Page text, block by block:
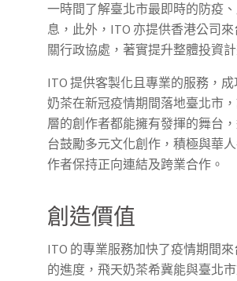
一時間了解臺北市最即時的防疫
息，此外，ITO 亦提供香港公司
關行政協處，著實提升整體投資
ITO 提供客製化且專業的服務，
奶茶在新冠疫情期間落地臺北市
層的創作者都能擁有發揮的舞台
台鼓勵多元文化創作，積極與華
作者保持正向連結及跨業合作。
創造價值
ITO 的專業服務加快了疫情期間
的進度，飛天奶茶希冀能與臺北